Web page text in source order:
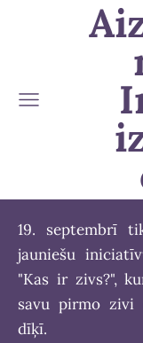
19. septembrī
jauniešu
"Kas ir zivs?",
savu pirmo zivi
dīķī.